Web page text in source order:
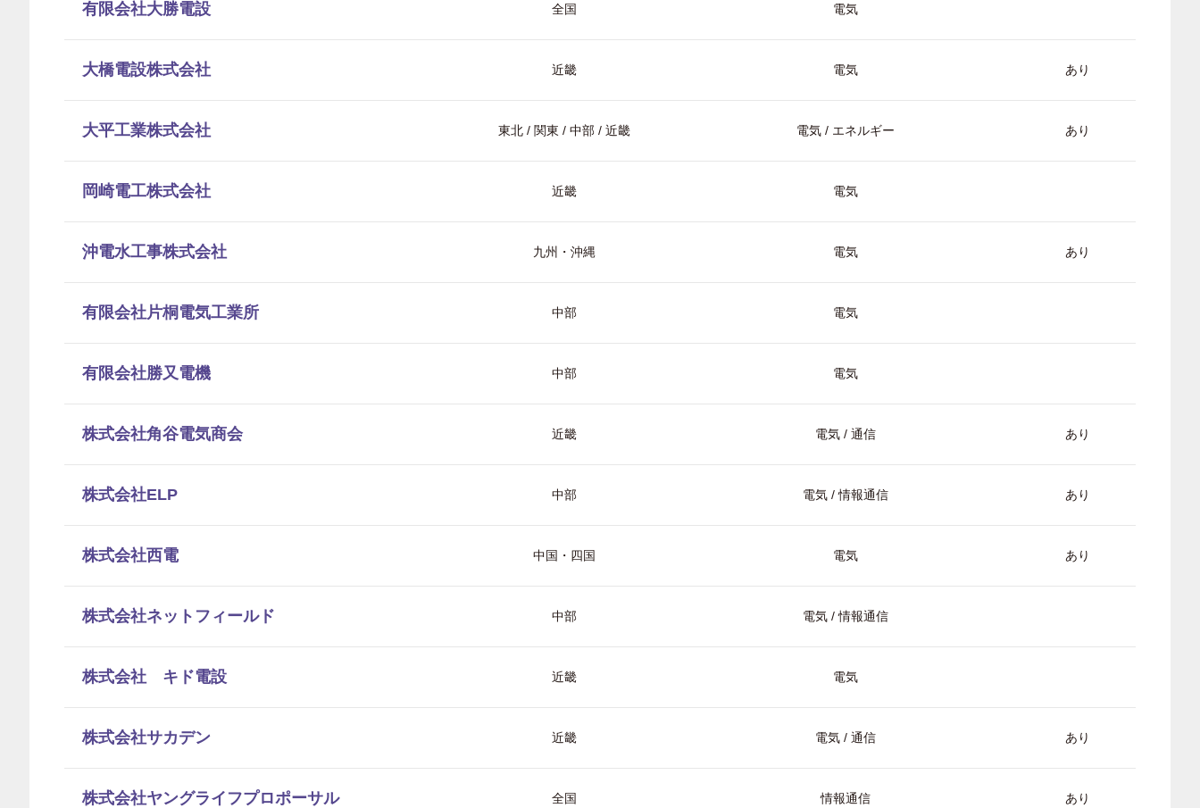
有限会社大勝電設 全国 電気
大橋電設株式会社 近畿 電気 あり
大平工業株式会社 東北 / 関東 / 中部 / 近畿 電気 / エネルギー あり
岡崎電工株式会社 近畿 電気
沖電水工事株式会社 九州・沖縄 電気 あり
有限会社片桐電気工業所 中部 電気
有限会社勝又電機 中部 電気
株式会社角谷電気商会 近畿 電気 / 通信 あり
株式会社ELP 中部 電気 / 情報通信 あり
株式会社西電 中国・四国 電気 あり
株式会社ネットフィールド 中部 電気 / 情報通信
株式会社 キド電設 近畿 電気
株式会社サカデン 近畿 電気 / 通信 あり
株式会社ヤングライフプロポーサル 全国 情報通信 あり